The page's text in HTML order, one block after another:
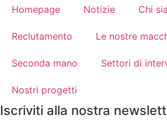
Homepage Notizie Chi
Reclutamento Le nostre
Seconda mano Settori di
Nostri progetti
Iscriviti alla nostra